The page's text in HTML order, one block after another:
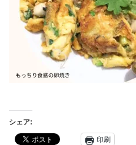
シェア:
印刷